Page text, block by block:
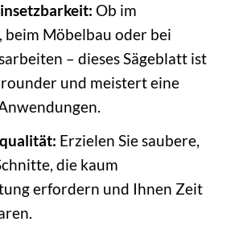
Ob im
beim Möbelbau oder bei
– dieses Sägeblatt ist
und meistert eine
Erzielen Sie saubere,
die kaum
erfordern und Ihnen Zeit